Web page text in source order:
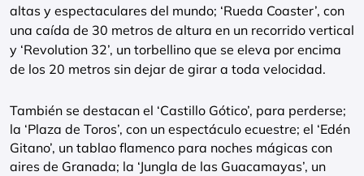
altas y espectaculares del mundo; ‘Rueda Coaster’, con
una caída de 30 metros de altura en un recorrido vertical
y ‘Revolution 32’, un torbellino que se eleva por encima
de los 20 metros sin dejar de girar a toda velocidad.
También se destacan el ‘Castillo Gótico’, para perderse;
la ‘Plaza de Toros’, con un espectáculo ecuestre; el ‘Edén
Gitano’, un tablao flamenco para noches mágicas con
aires de Granada; la ‘Jungla de las Guacamayas’, un